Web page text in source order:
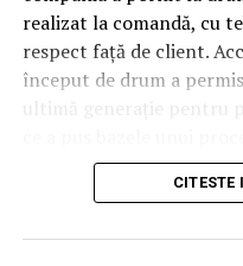
realizat la comandă, cu
respect față de client.
început de drum a
ultimă generație pentru
și profesionist.
Mobilier la
CITESTE